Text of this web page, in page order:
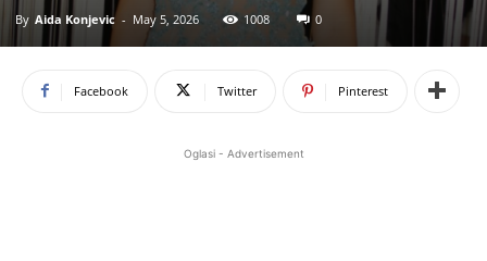
By Aida Konjevic - May 5, 2026 1008 0
Facebook Twitter Pinterest
Oglasi - Advertisement